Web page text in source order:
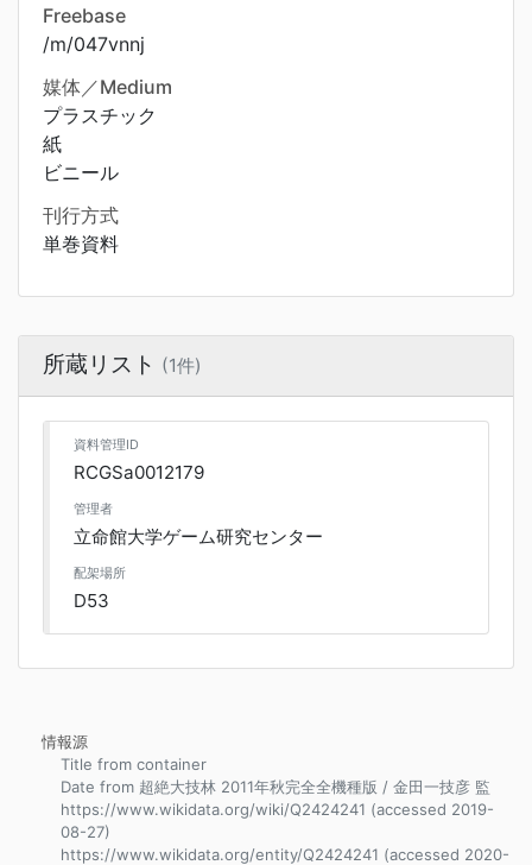
Freebase
/m/047vnnj
媒体／Medium
プラスチック
紙
ビニール
刊行方式
単巻資料
所蔵リスト (1件)
資料管理ID
RCGSa0012179
管理者
立命館大学ゲーム研究センター
配架場所
D53
情報源
Title from container
Date from 超絶大技林 2011年秋完全全機種版 / 金田一技彦 監
https://www.wikidata.org/wiki/Q2424241 (accessed 2019-
08-27)
https://www.wikidata.org/entity/Q2424241 (accessed 2020-